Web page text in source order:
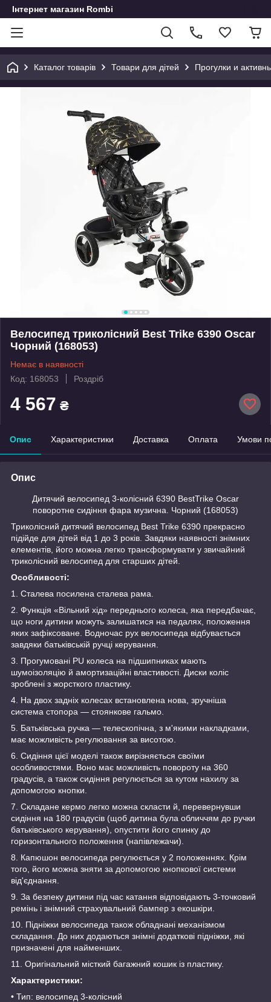
Інтернет магазин Rombi
Каталог товарів Товари для дітей Прогулки и
Велосипед триколісний Best Trike 6390 Oscar
Чорний (168053)
Немає в наявності
Код: 168053
Роздріб
4 567 ₴
Опис Характеристики Доставка Оплата Умови
Опис
Дитячий велосипед 3-колісний 6390 BestTrike Oscar
поворотне сидіння фара музична. Чорний (168053)
Триколісний дитячий велосипед Best Trike 6390 прекрасно
підійде для дітей від 1 до 3 років. Завдяки наявності знімних
елементів, його можна легко трансформувати у звичайний
триколісний велосипед для старших дітей.
Особливості:
1. Сталева посилена сталева рама.
2. Функція «Вільний хід» переднього колеса, яка передбачає,
що ноги дитини можуть залишатися на педалях, положення
яких зафіксоване. Водночас рух велосипеда відбувається
завдяки батьківській ручці керування.
3. Прогумовані PU колеса на підшипниках мають
шумоізоляцію й амортизаційні властивості. Диски коліс
зроблені з жорсткого пластику.
4. На двох задніх колесах встановлена нова, зручніша
система стопора — стоянкове гальмо.
5. Батьківська ручка — телескопічна, з м'якими накладками,
має можливість регулювання за висотою.
6. Сидіння цієї моделі також вирізняється своїми
особливостями. Воно має можливість повороту на 360
градусів, а також сидіння регулюється за кутом нахилу за
допомогою кнопки.
7. Складане кермо легко можна скласти й, перевернувши
сидіння на 180 градусів (щоб дитина була обличчям до ручки
батьківського керування), опустити його спинку до
горизонтального положення (напівлежачи).
8. Капюшон велосипеда регулюється у 2 положеннях. Крім
того, його можна зняти за допомогою кнопкової системи
від'єднання.
9. За безпеку дитини під час катання відповідають 3-точковий
ремінь і знімний страхувальний бампер з екошкіри.
10. Підніжки велосипеда також обладнані механізмом
складання. До них додаються знімні додаткові підніжки, які
призначені для найменших.
11. Оригінальний місткий багажний кошик із пластику.
Характеристики:
• Тип: велосипед 3-колісний